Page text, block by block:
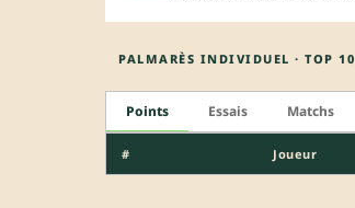
PALMARÈS INDIVIDUEL · TOP 10
Points Essais Matchs
# Joueur